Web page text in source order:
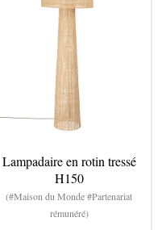
Lampadaire en rotin tressé
H150
(#Maison du Monde #Partenariat
rémunéré)